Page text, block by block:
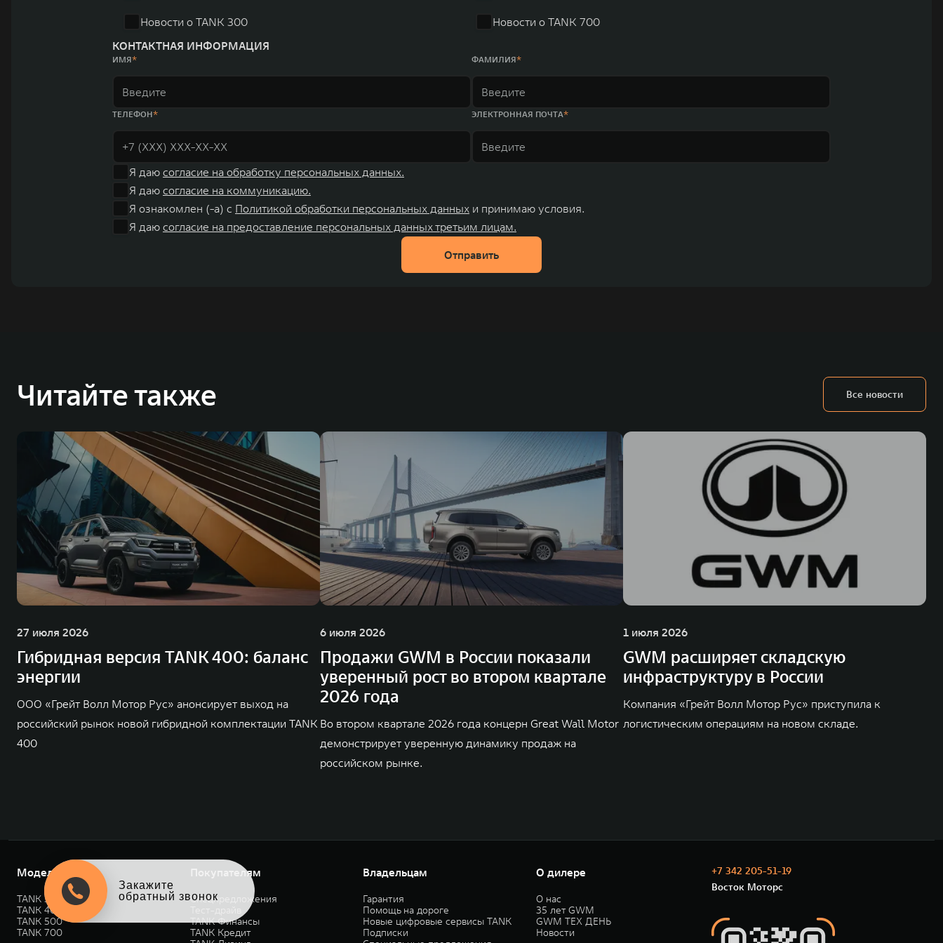
Новости о TANK 300
Новости о TANK 700
КОНТАКТНАЯ ИНФОРМАЦИЯ
ИМЯ ФАМИЛИЯ
ТЕЛЕФОН ЭЛЕКТРОННАЯ ПОЧТА
Я даю согласие на обработку персональных данных.
Я даю согласие на коммуникацию.
Я ознакомлен (-а) с Политикой обработки персональных данных и принимаю условия.
Я даю согласие на предоставление персональных данных третьим лицам.
Отправить
Читайте также Все новости
27 июля 2026
Гибридная версия TANK 400: баланс
энергии
ООО «Грейт Волл Мотор Рус» анонсирует выход на
российский рынок новой гибридной комплектации TANK
400
6 июля 2026
Продажи GWM в России показали
уверенный рост во втором квартале
2026 года
Во втором квартале 2026 года концерн Great Wall Motor
демонстрирует уверенную динамику продаж на
российском рынке.
1 июля 2026
GWM расширяет складскую
инфраструктуру в России
Компания «Грейт Волл Мотор Рус» приступила к
логистическим операциям на новом складе.
Модели
TANK 300
TANK 400
TANK 500
TANK 700
Покупателям
Спецпредложения
TANK Финансы
TANK Кредит
Владельцам
Гарантия
Помощь на дороге
Новые цифровые сервисы TANK
Подписки
О дилере
О нас
35 лет GWM
GWM ТЕХ ДЕНЬ
Новости
+7 342 205-51-19
Восток Моторс
Закажите
обратный звонок